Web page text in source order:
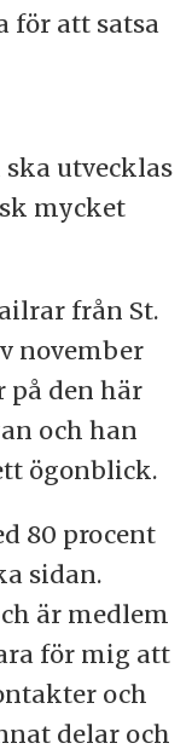
för att satsa
utvecklas
mycket
från St.
november
på den här
och han
ögonblick.
80 procent
sidan.
är medlem
för mig att
och
delar och